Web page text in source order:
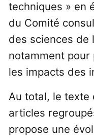
techniques » en
du Comité
des sciences de
notamment
les impacts des
Au total, le
articles
propose une